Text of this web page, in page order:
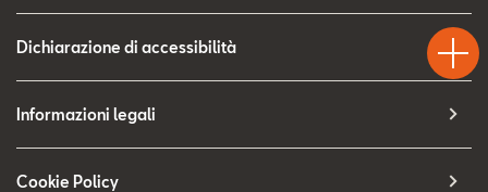
Dichiarazione di accessibilità
Informazioni legali
Cookie Policy
Test
Drive
Chiama